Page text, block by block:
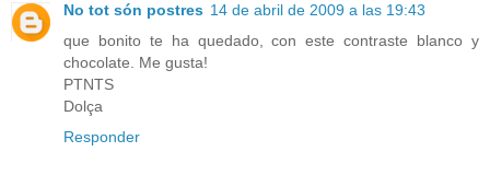
No tot són postres 14 de abril de 2009 a las 19:43
que bonito te ha quedado, con este contraste blanco y
chocolate. Me gusta!
PTNTS
Dolça
Responder